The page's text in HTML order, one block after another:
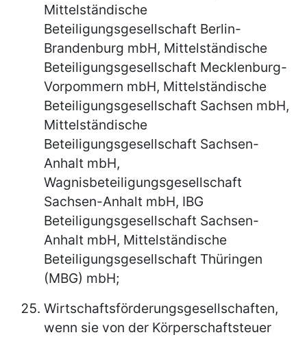
Mittelständische
Beteiligungsgesellschaft Berlin-
Brandenburg mbH, Mittelständische
Beteiligungsgesellschaft Mecklenburg-
Vorpommern mbH, Mittelständische
Beteiligungsgesellschaft Sachsen mbH,
Mittelständische
Beteiligungsgesellschaft Sachsen-
Anhalt mbH,
Wagnisbeteiligungsgesellschaft
Sachsen-Anhalt mbH, IBG
Beteiligungsgesellschaft Sachsen-
Anhalt mbH, Mittelständische
Beteiligungsgesellschaft Thüringen
(MBG) mbH;
Wirtschaftsförderungsgesellschaften,
wenn sie von der Körperschaftsteuer